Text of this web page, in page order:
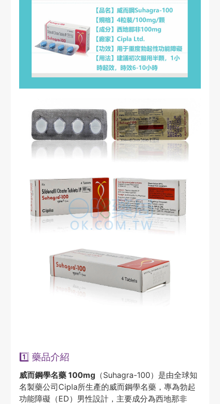
1️⃣ 藥品介紹
威而鋼學名藥 100mg（Suhagra-100）是由全球知
名製藥公司Cipla所生產的威而鋼學名藥，專為勃起
功能障礙（ED）男性設計，主要成分為西地那非